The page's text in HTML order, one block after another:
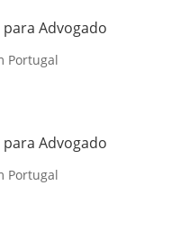
Advogado
Portugal
Advogado
Portugal